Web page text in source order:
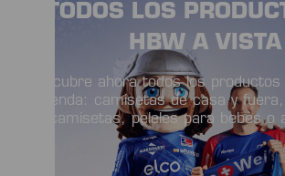
TODOS LOS
HBW A VISTA
Descubre ahora todos los productos
tienda: camisetas de casa y fuera,
camisetas, peleles para bebés o